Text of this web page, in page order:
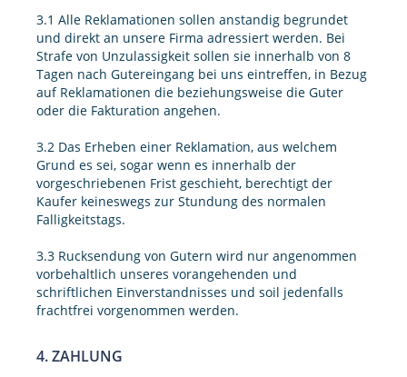
3.1 Alle Reklamationen sollen anstandig begrundet
und direkt an unsere Firma adressiert werden. Bei
Strafe von Unzulassigkeit sollen sie innerhalb von 8
Tagen nach Gutereingang bei uns eintreffen, in Bezug
auf Reklamationen die beziehungsweise die Guter
oder die Fakturation angehen.
3.2 Das Erheben einer Reklamation, aus welchem
Grund es sei, sogar wenn es innerhalb der
vorgeschriebenen Frist geschieht, berechtigt der
Kaufer keineswegs zur Stundung des normalen
Falligkeitstags.
3.3 Rucksendung von Gutern wird nur angenommen
vorbehaltlich unseres vorangehenden und
schriftlichen Einverstandnisses und soil jedenfalls
frachtfrei vorgenommen werden.
4. ZAHLUNG